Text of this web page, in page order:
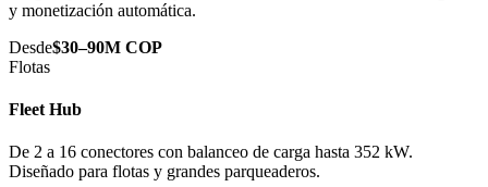
y monetización automática.
Desde$30–90M COP
Flotas
Fleet Hub
De 2 a 16 conectores con balanceo de carga hasta 352 kW.
Diseñado para flotas y grandes parqueaderos.